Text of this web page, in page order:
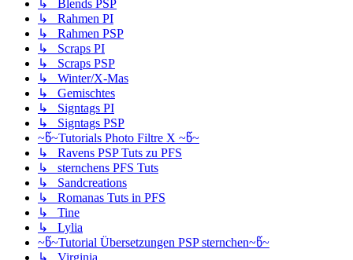
↳ Blends PSP
↳ Rahmen PI
↳ Rahmen PSP
↳ Scraps PI
↳ Scraps PSP
↳ Winter/X-Mas
↳ Gemischtes
↳ Signtags PI
↳ Signtags PSP
~წ~Tutorials Photo Filtre X ~წ~
↳ Ravens PSP Tuts zu PFS
↳ sternchens PFS Tuts
↳ Sandcreations
↳ Romanas Tuts in PFS
↳ Tine
↳ Lylia
~წ~Tutorial Übersetzungen PSP sternchen~წ~
↳ Virginia